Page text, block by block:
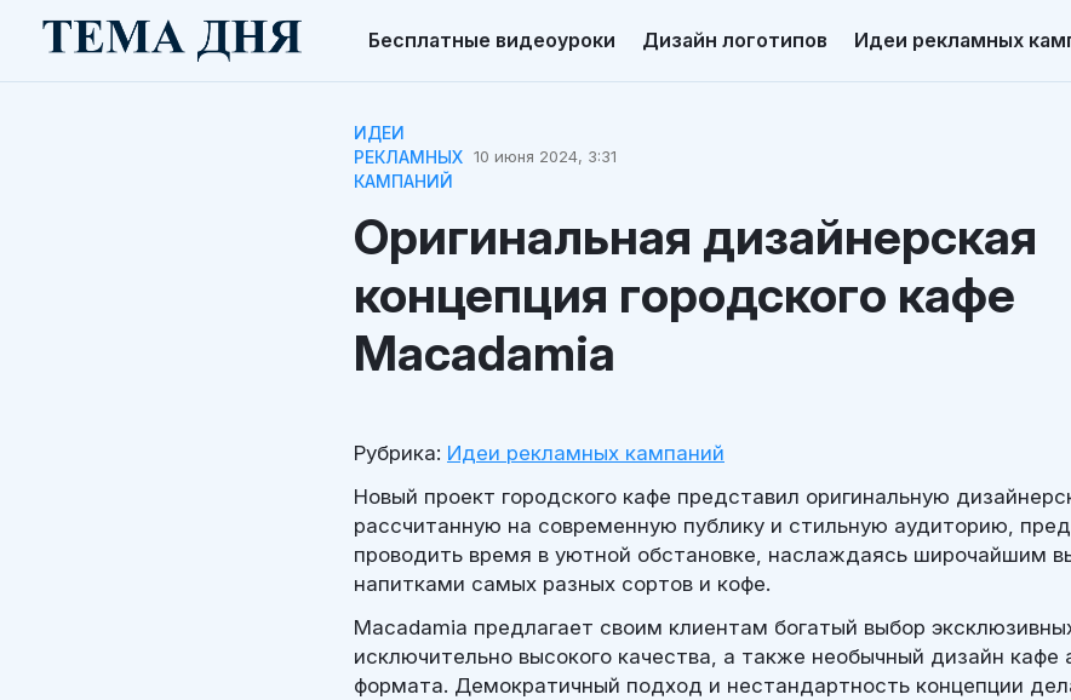
Бесплатные видеоуроки Дизайн логотипов Идеи рекламных
ИДЕИ
РЕКЛАМНЫХ
КАМПАНИЙ
10 июня 2024, 3:31
Оригинальная дизайнерская
концепция городского кафе
Macadamia
Рубрика: Идеи рекламных кампаний
Новый проект городского кафе представил оригинальную
рассчитанную на современную публику и стильную аудиторию,
проводить время в уютной обстановке, наслаждаясь широчайшим
напитками самых разных сортов и кофе.
Macadamia предлагает своим клиентам богатый выбор
исключительно высокого качества, а также необычный дизайн кафе
формата. Демократичный подход и нестандартность концепции